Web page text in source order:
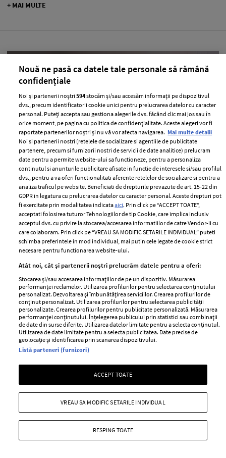
+ MAI MULTE
Știința din spatele pielii sănătoase: De
ce Dermis ID rescrie regulile îngrijirii
dermato-cosmetice
ADVERTORIAL
04 august 2026
+ MAI MULTE
Care este cel mai bun ortoped
ADVERTORIAL
04 august 2026
+ MAI MULTE
Nouă ne pasă ca datele tale personale să rămână
confidențiale
Noi și partenerii noștri594stocăm și/sau accesăm informații pe dispozitivul
dvs., precum identificatorii cookie unici pentru prelucrarea datelor cu caracter
personal. Puteți accepta sau gestiona alegerile dvs. făcând clic mai jos sau în
orice moment, pe pagina cu politica de confidențialitate. Aceste alegeri vor fi
raportate partenerilor noștri și nu vă vor afecta navigarea. Mai multe detalii
Noi si partenerii nostri (retelele de socializare si agentiile de publicitate
partenere, precum si furnizorii nostri de servicii de date analitice) prelucram
date pentru a permite website-ului sa functioneze, pentru a personaliza
continutul si anunturile publicitare afisate in functie de interesele si/sau profilul
dvs., pentru a va oferi functionalitati aferente retelelor de socializare si pentru a
analiza traficul pe website. Beneficiati de drepturile prevazute de art. 15-22 din
GDPR in legatura cu prelucrarea datelor cu caracter personal. Aceste drepturi pot
fi exercitate prin modalitatea indicataaici. Prin click pe “ACCEPT TOATE”,
acceptati folosirea tuturor Tehnologiilor de tip Cookie, care implica inclusiv
acceptul dvs. cu privire la stocarea/accesarea informatiilor de catre Vendor-ii cu
care colaboram. Prin click pe “VREAU SA MODIFIC SETARILE INDIVIDUAL” puteti
schimba preferintele in mod individual, mai putin cele legate de cookie strict
necesare pentru functionarea website-ului.
Atât noi, cât și partenerii noștri prelucrăm datele pentru a oferi:
Stocarea și/sau accesarea informațiilor de pe un dispozitiv. Măsurarea
performanței reclamelor. Utilizarea profilurilor pentru selectarea conținutului
personalizat. Dezvoltarea și îmbunătățirea serviciilor. Crearea profilurilor de
conținut personalizat. Utilizarea profilurilor pentru selectarea publicității
personalizate. Crearea profilurilor pentru publicitate personalizată. Măsurarea
performanței conținutului. Înțelegerea publicului prin statistici sau combinații
de date din surse diferite. Utilizarea datelor limitate pentru a selecta conținutul.
Utilizarea de date limitate pentru a selecta publicitatea. Date precise de
geolocație și identificarea prin scanarea dispozitivului.
Listă parteneri (furnizori)
ACCEPT TOATE
RESPING TOATE
VREAU SA MODIFIC SETARILE INDIVIDUAL